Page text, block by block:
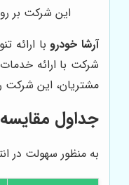
این شرکت بر
آرشا خودرو با ارائه
شرکت با ارائه
مشتریان، این شرکت
جداول
به منظور سهولت در